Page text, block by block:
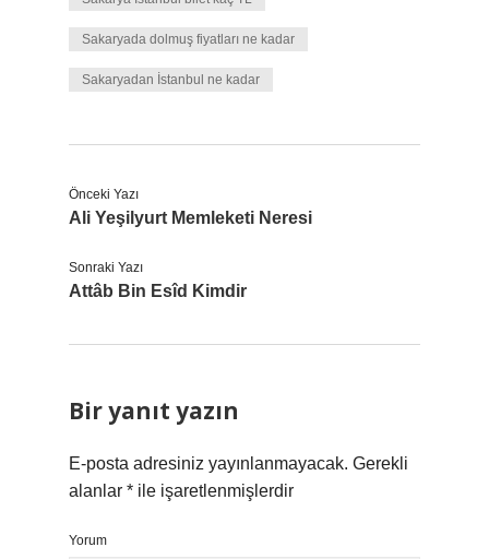
Sakaryada dolmuş fiyatları ne kadar
Sakaryadan İstanbul ne kadar
Önceki Yazı
Ali Yeşilyurt Memleketi Neresi
Sonraki Yazı
Attâb Bin Esîd Kimdir
Bir yanıt yazın
E-posta adresiniz yayınlanmayacak. Gerekli
alanlar * ile işaretlenmişlerdir
Yorum